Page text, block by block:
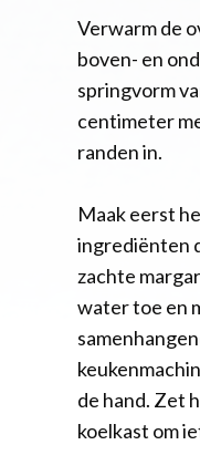
Verwarm de
boven- en
springvorm
centimeter
randen in.
Maak eerst
ingrediënten
zachte
water toe en
de hand. Zet
koelkast om